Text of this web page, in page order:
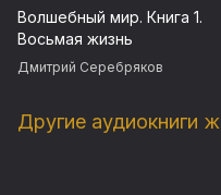
Волшебный мир. Книга 1.
Восьмая жизнь
Дмитрий Серебряков
Другие аудиокниги